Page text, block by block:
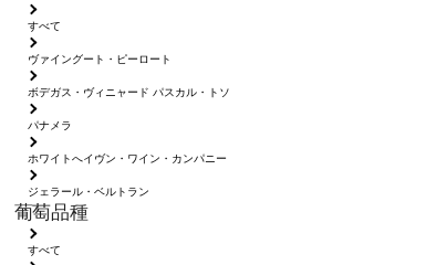
すべて
ヴァイングート・ピーロート
ボデガス・ヴィニャード パスカル・トソ
パナメラ
ホワイトへイヴン・ワイン・カンパニー
ジェラール・ベルトラン
葡萄品種
すべて